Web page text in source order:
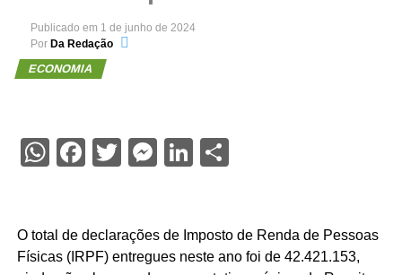
Publicado em 1 de junho de 2024
Por Da Redação
ECONOMIA
WhatsApp
Facebook
Twitter
Messenger
LinkedIn
Share
O total de declarações de Imposto de Renda de Pessoas
Físicas (IRPF) entregues neste ano foi de 42.421.153,